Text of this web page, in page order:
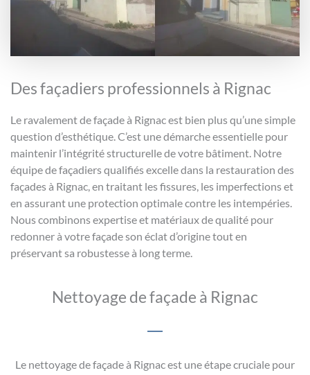
Des façadiers professionnels à Rignac
Le ravalement de façade à Rignac est bien plus qu’une simple
question d’esthétique. C’est une démarche essentielle pour
maintenir l’intégrité structurelle de votre bâtiment. Notre
équipe de façadiers qualifiés excelle dans la restauration des
façades à Rignac, en traitant les fissures, les imperfections et
en assurant une protection optimale contre les intempéries.
Nous combinons expertise et matériaux de qualité pour
redonner à votre façade son éclat d’origine tout en
préservant sa robustesse à long terme.
Nettoyage de façade à Rignac
Le nettoyage de façade à Rignac est une étape cruciale pour